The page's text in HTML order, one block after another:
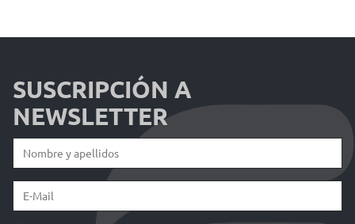
SUSCRIPCIÓN A
NEWSLETTER